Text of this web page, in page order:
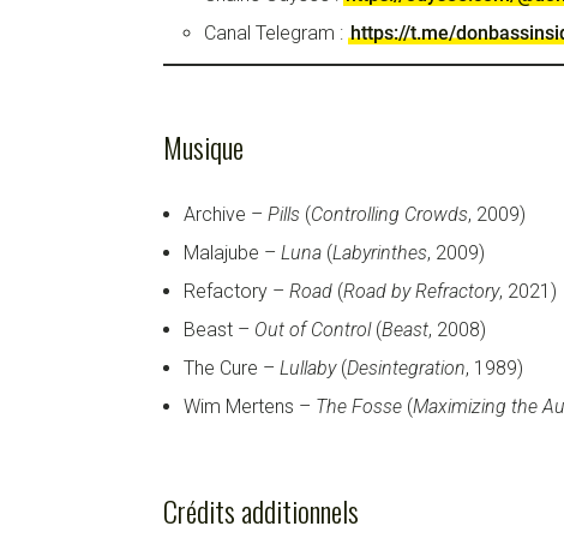
Canal Telegram : https://t.me/
Musique
Archive – Pills (Controlling Crowds, 2009)
Malajube – Luna (Labyrinthes, 2009)
Refactory – Road (Road by Refractory, 2021)
Beast – Out of Control(Beast, 2008)
The Cure – Lullaby(Desintegration, 1989)
Wim Mertens – The Fosse (Maximizing the
Crédits additionnels